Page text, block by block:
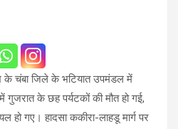
के चंबा जिले के भटियात उपमंडल में
गुजरात के छह पर्यटकों की मौत हो गई,
हो गए। हादसा ककीरा-लाहडू मार्ग पर